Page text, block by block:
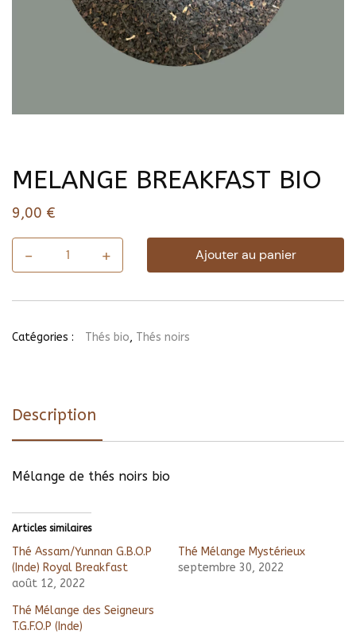
MELANGE BREAKFAST BIO
9,00 €
-
quantité
de
+ Ajouter au panier
Catégories : Thés bio, Thés noirs
Description
Mélange de thés noirs bio
Articles similaires
Thé Assam/Yunnan G.B.O.P
(Inde) Royal Breakfast
août 12, 2022
Thé Mélange Mystérieux
septembre 30, 2022
Thé Mélange des Seigneurs
T.G.F.O.P (Inde)